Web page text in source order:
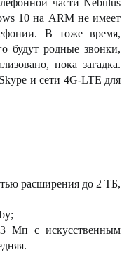
части Nebulus
10 на ARM не имеет
В тоже время,
будут родные звонки,
пока загадка.
и сети 4G-LTE для
расширения до 2 ТБ,
Мп с искусственным